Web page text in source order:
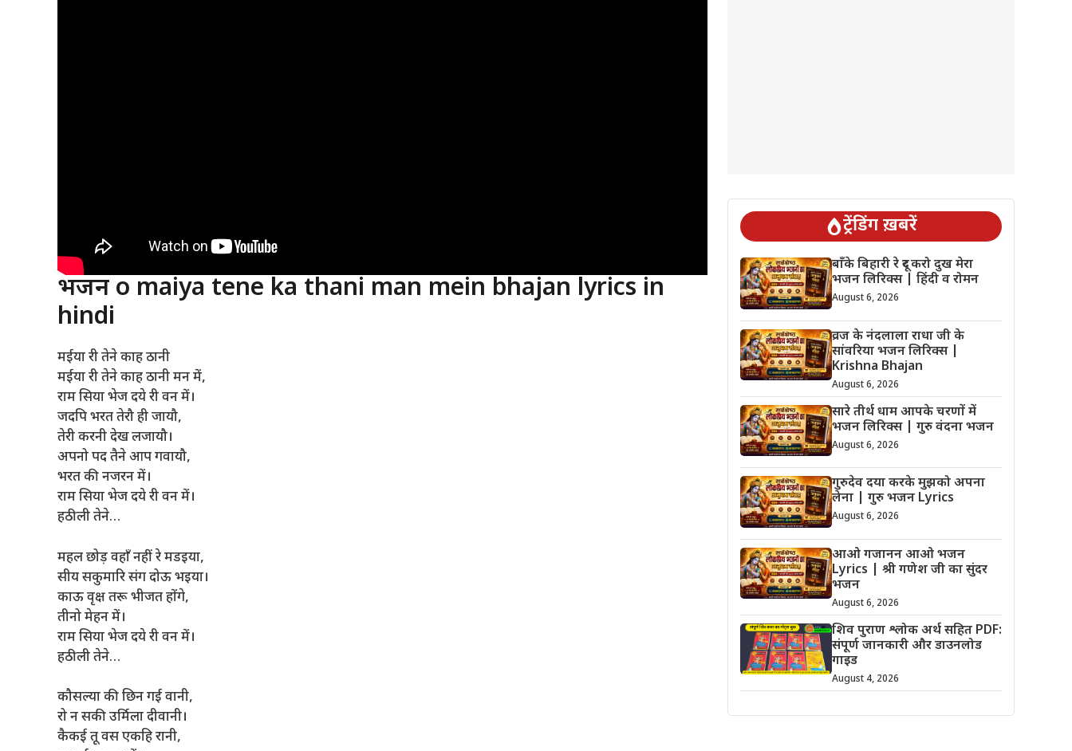
भजन o maiya tene ka thani man mein bhajan lyrics in
hindi
मईया री तेने काह ठानी
मईया री तेने काह ठानी मन में,
राम सिया भेज दये री वन में।
जदपि भरत तेरौ ही जायौ,
तेरी करनी देख लजायौ।
अपनो पद तैने आप गवायौ,
भरत की नजरन में।
राम सिया भेज दये री वन में।
हठीली तेने…
महल छोड़ वहाँ नहीं रे मडइया,
सीय सकुमारि संग दोऊ भइया।
काऊ वृक्ष तरू भीजत होंगे,
तीनो मेहन में।
राम सिया भेज दये री वन में।
हठीली तेने…
कौसल्या की छिन गई वानी,
रो न सकी उर्मिला दीवानी।
कैकई तू वस एकहि रानी,
ट्रेंडिंग ख़बरें
बाँके बिहारी रे दूर करो दुख मेरा
भजन लिरिक्स | हिंदी व रोमन
August 6, 2026
व्रज के नंदलाला राधा जी के
सांवरिया भजन लिरिक्स |
Krishna Bhajan
August 6, 2026
सारे तीर्थ धाम आपके चरणों में
भजन लिरिक्स | गुरु वंदना भजन
August 6, 2026
गुरुदेव दया करके मुझको अपना
लेना | गुरु भजन Lyrics
August 6, 2026
आओ गजानन आओ भजन
Lyrics | श्री गणेश जी का सुंदर
भजन
August 6, 2026
शिव पुराण श्लोक अर्थ सहित PDF:
संपूर्ण जानकारी और डाउनलोड
गाइड
August 4, 2026